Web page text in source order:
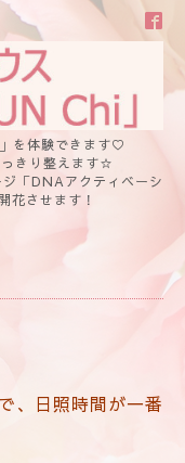
を体験できます♡
っきり整えます☆
「DNAアクティベーシ
花させます！
、日照時間が一番